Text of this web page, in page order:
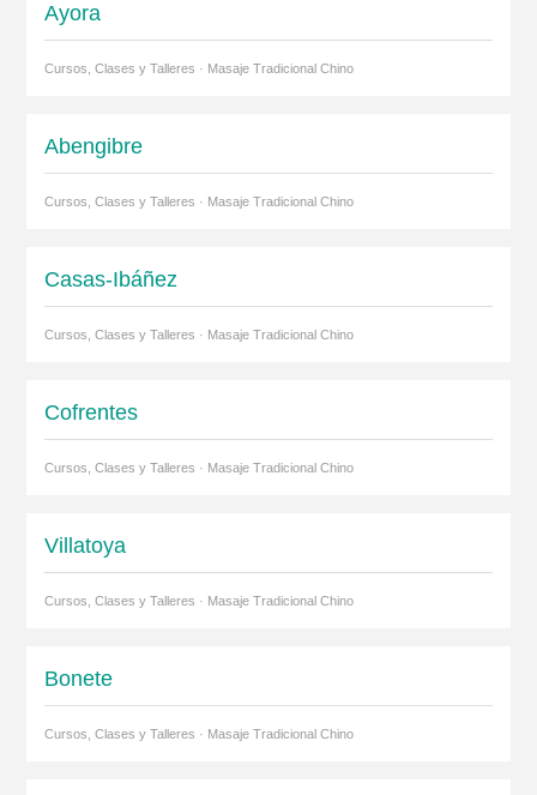
Ayora
Cursos, Clases y Talleres · Masaje Tradicional Chino
Abengibre
Cursos, Clases y Talleres · Masaje Tradicional Chino
Casas-Ibáñez
Cursos, Clases y Talleres · Masaje Tradicional Chino
Cofrentes
Cursos, Clases y Talleres · Masaje Tradicional Chino
Villatoya
Cursos, Clases y Talleres · Masaje Tradicional Chino
Bonete
Cursos, Clases y Talleres · Masaje Tradicional Chino